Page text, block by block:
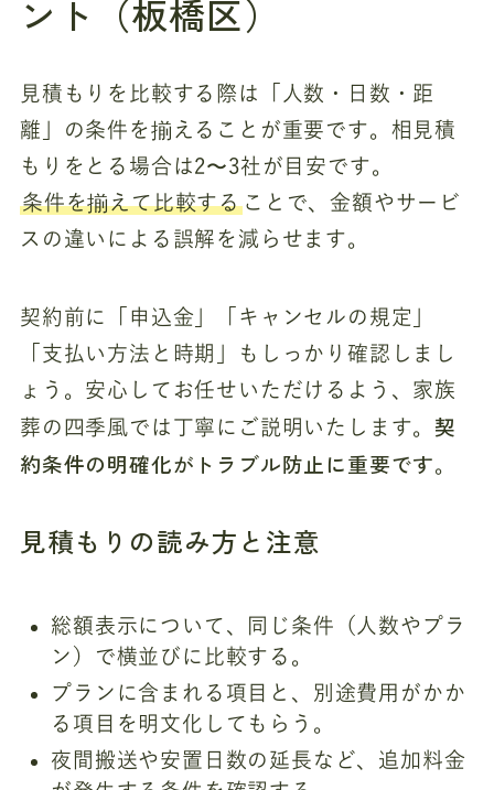
ント（板橋区）
見積もりを比較する際は「人数・日数・距
離」の条件を揃えることが重要です。相見積
もりをとる場合は2〜3社が目安です。
条件を揃えて比較することで、金額やサービ
スの違いによる誤解を減らせます。
契約前に「申込金」「キャンセルの規定」
「支払い方法と時期」もしっかり確認しまし
ょう。安心してお任せいただけるよう、家族
葬の四季風では丁寧にご説明いたします。 契
約条件の明確化がトラブル防止に重要です 。
見積もりの読み方と注意
総額表示について、同じ条件（人数やプラ
ン）で横並びに比較する。
プランに含まれる項目と、別途費用がかか
る項目を明文化してもらう。
夜間搬送や安置日数の延長など、追加料金